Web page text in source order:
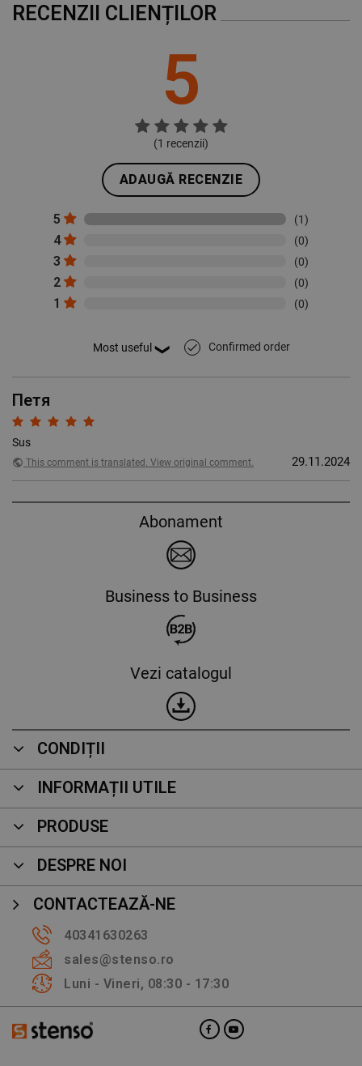
RECENZII CLIENȚILOR
5
(1 recenzii)
ADAUGĂ RECENZIE
5 (1)
4 (0)
3 (0)
2 (0)
1 (0)
done Confirmed order
Петя
Sus
public This comment is translated. View original comment. 29.11.2024
Abonament
Business to Business
Vezi catalogul
CONDIȚII
INFORMAȚII UTILE
PRODUSE
DESPRE NOI
CONTACTEAZĂ-NE
40341630263
sales@stenso.ro
Luni - Vineri, 08:30 - 17:30